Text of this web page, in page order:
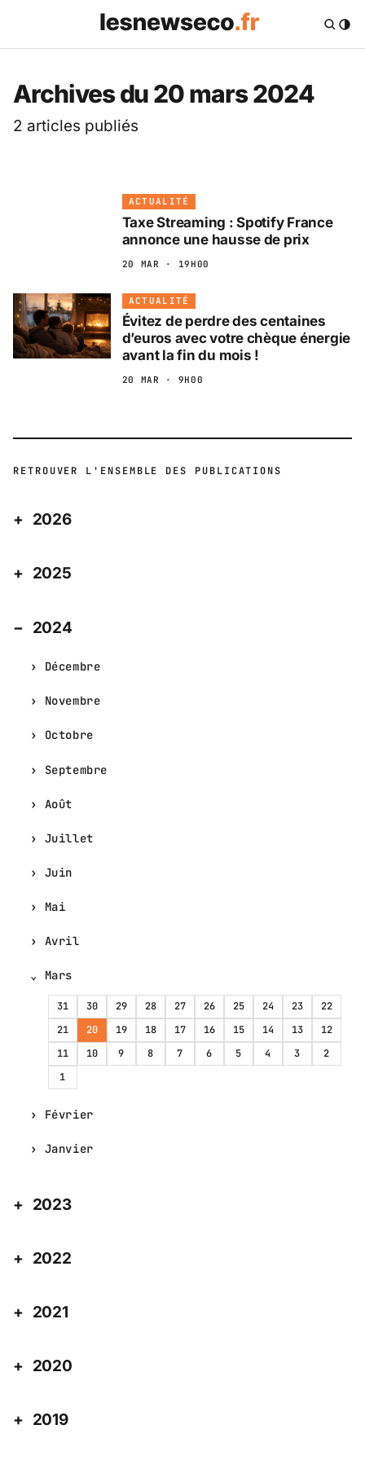
Les News Eco .fr —
Archives du 20 mars 2024
2 articles publiés
ACTUALITÉ
Taxe Streaming : Spotify France
annonce une hausse de prix
20 MAR · 19H00
ACTUALITÉ
Évitez de perdre des centaines
d’euros avec votre chèque énergie
avant la fin du mois !
20 MAR · 9H00
RETROUVER L'ENSEMBLE DES PUBLICATIONS
2026
2025
2024
Décembre
Novembre
Octobre
Septembre
Août
Juillet
Juin
Mai
Avril
Mars
31 30 29 28 27 26 25 24 23
22
21
20 19 18 17 16 15 14 13
12
11
10 9 8 7 6 5 4 3
2
1
Février
Janvier
2023
2022
2021
2020
2019